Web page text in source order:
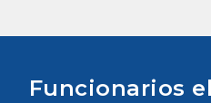
Funcionarios